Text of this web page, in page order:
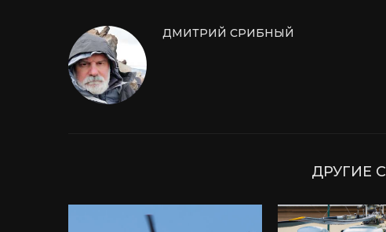
ДМИТРИЙ СРИБНЫЙ
ДРУГИЕ